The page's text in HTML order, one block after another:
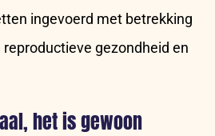
ingevoerd met betrekking
gezondheid en
het is gewoon